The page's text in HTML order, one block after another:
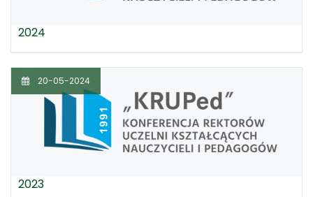
2024
20-05-2024
2023